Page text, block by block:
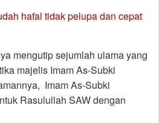
hafal tidak pelupa dan cepat
mengutip sejumlah ulama yang
majelis Imam As-Subki
Imam As-Subki
Rasulullah SAW dengan